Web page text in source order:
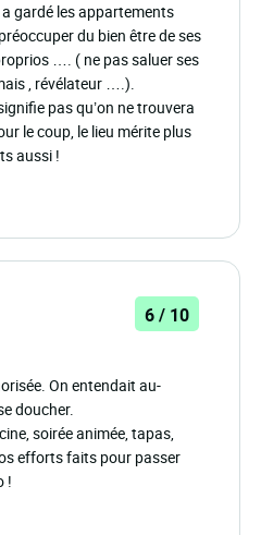
gardé les appartements
du bien être de ses
…. ( ne pas saluer ses
, révélateur ….).
pas qu’on ne trouvera
le coup, le lieu mérite plus
aussi !
6 / 10
On entendait au-
doucher.
soirée animée, tapas,
efforts faits pour passer
!